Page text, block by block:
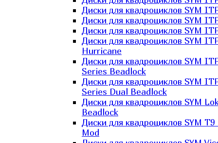
Диски для квадроциклов SYM
Диски для квадроциклов SYM
Диски для квадроциклов SYM
Диски для квадроциклов SYM
Hurricane
Диски для квадроциклов SYM
Series Beadlock
Диски для квадроциклов SYM
Series Dual Beadlock
Диски для квадроциклов SYM
Beadlock
Диски для квадроциклов SYM T9
Mod